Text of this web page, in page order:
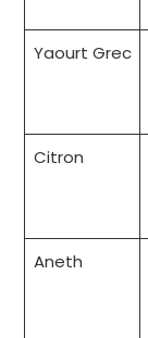
Yaourt Grec
Citron
Aneth